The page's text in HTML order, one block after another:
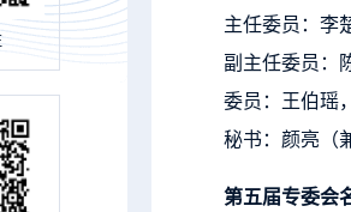
主任委员：李
副主任委员：
委员：王伯瑶
秘书：颜亮（
第五届专委会